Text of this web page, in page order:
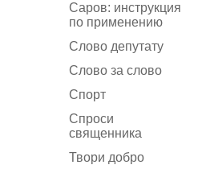
Саров: инструкция
по применению
Слово депутату
Слово за слово
Спорт
Спроси
священника
Твори добро